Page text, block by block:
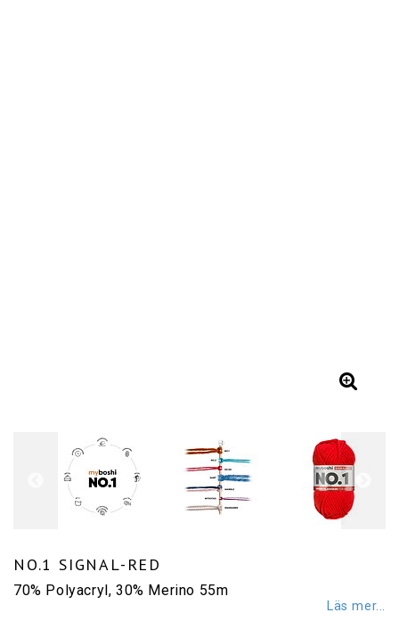
NO.1 SIGNAL-RED
70% Polyacryl, 30% Merino 55m
Läs mer...